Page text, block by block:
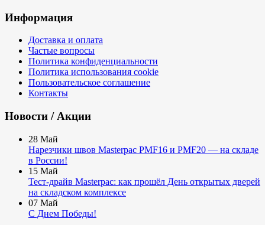
Информация
Доставка и оплата
Частые вопросы
Политика конфиденциальности
Политика использования cookie
Пользовательское соглашение
Контакты
Новости / Акции
28 Май
Нарезчики швов Masterpac PMF16 и PMF20 — на складе
в России!
15 Май
Тест-драйв Masterpac: как прошёл День открытых дверей
на складском комплексе
07 Май
С Днем Победы!